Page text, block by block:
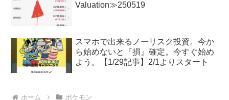
Valuation≫250519
スマホで出来るノーリスク投資。今か
ら始めないと『損』確定。今すぐ始め
よう。【1/29記事】2/1よりスタート
ホーム ポケモン